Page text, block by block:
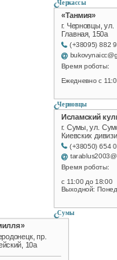
Черкассы
«Танмия»
г. Черновцы, ул.
Главная, 150а
(+38095) 882
Время роботы:
Ежедневно с
Черновцы
Исламский
г. Сумы, ул.
Киевских
(+38050) 654
Время роботы:
с 11:00 до 18:00
Выходной:
Сумы
пр.
10а